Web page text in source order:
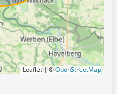
Leaflet | ©OpenStreetMap